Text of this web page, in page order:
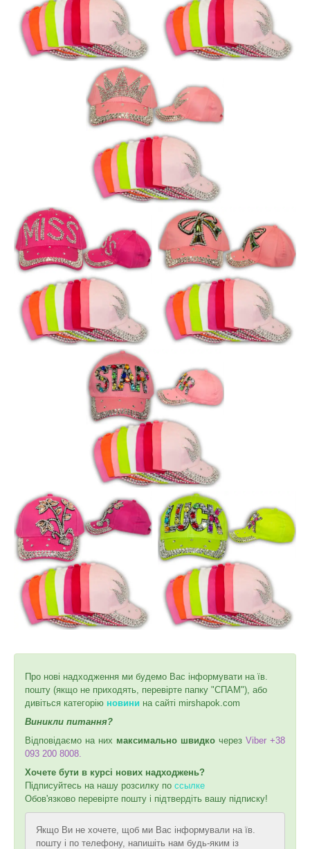
Про нові надходження ми будемо Вас інформувати на їв.
пошту (якщо не приходять, перевірте папку "СПАМ"), або
дивіться категорію новини на сайті mirshapok.com
Виникли питання?
Відповідаємо на них максимально швидко через Viber +38
093 200 8008.
Хочете бути в курсі нових надходжень?
Підписуйтесь на нашу розсилку по ссылке
Обов'язково перевірте пошту і підтвердіть вашу підписку!
Якщо Ви не хочете, щоб ми Вас інформували на їв.
пошту і по телефону, напишіть нам будь-яким із